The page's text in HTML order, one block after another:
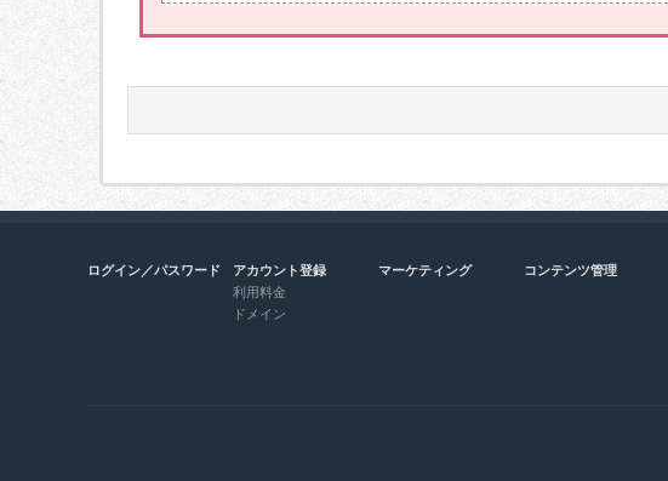
ログイン／パスワード
アカウント登録
利用料金
ドメイン
マーケティング コンテンツ管理